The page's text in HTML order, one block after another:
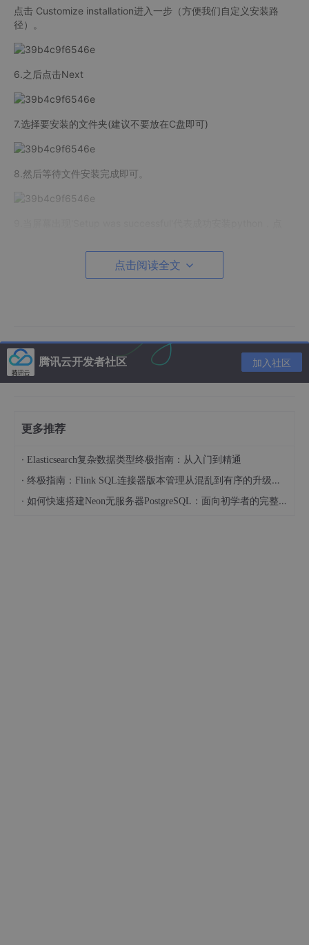
点击 Customize installation进入一步（方便我们自定义安装路
径）。
6.之后点击Next
7.选择要安装的文件夹(建议不要放在C盘即可)
8.然后等待文件安装完成即可。
功安装。
的小伙伴在此微信公众号回复'Python'即可下载最新Python安装包
和工具哦！
点击阅读全文
腾讯云开发者社区 加入社区
更多推荐
· Elasticsearch复杂数据类型终极指南：从入门到精通
· 终极指南：Flink SQL连接器版本管理从混乱到有序的升级之路
· 如何快速搭建Neon无服务器PostgreSQL：面向初学者的完整指南